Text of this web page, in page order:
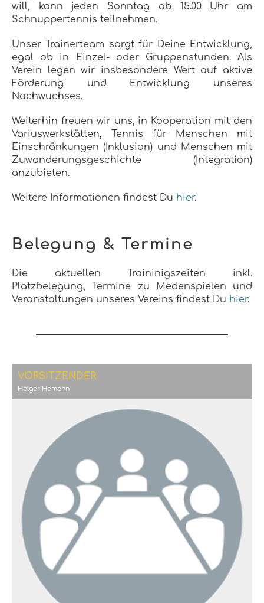
will, kann jeden Sonntag ab 15.00 Uhr am
Schnuppertennis teilnehmen.
Unser Trainerteam sorgt für Deine Entwicklung,
egal ob in Einzel- oder Gruppenstunden. Als
Verein legen wir insbesondere Wert auf aktive
Förderung und Entwicklung unseres
Nachwuchses.
Weiterhin freuen wir uns, in Kooperation mit den
Variuswerkstätten, Tennis für Menschen mit
Einschränkungen (Inklusion) und Menschen mit
Zuwanderungsgeschichte (Integration)
anzubieten.
Weitere Informationen findest Du hier.
Belegung & Termine
Die aktuellen Traininigszeiten inkl.
Platzbelegung, Termine zu Medenspielen und
Veranstaltungen unseres Vereins findest Du hier.
VORSITZENDER
Holger Hemann